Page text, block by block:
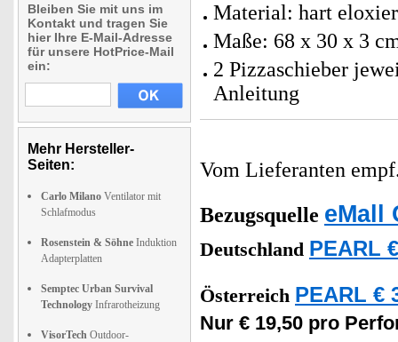
Bleiben Sie mit uns im
Kontakt und tragen Sie
hier Ihre E-Mail-Adresse
für unsere HotPrice-Mail
ein:
Mehr Hersteller-
Seiten:
Carlo Milano Ventilator mit
Schlafmodus
Rosenstein & Söhne Induktion
Adapterplatten
Semptec Urban Survival
Technology Infrarotheizung
VisorTech Outdoor-
Material: hart
Maße: 68 x 30 x 3
2 Pizzaschieber
Anleitung
Vom Lieferanten
Bezugsquelle eMall
Deutschland PEARL
Österreich PEARL €
Nur € 19,50 pro